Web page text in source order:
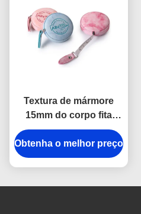
Textura de mármore
15mm do corpo fita
métrica retrátil pequena
do logotipo de
Debossing
Obtenha o melhor preço